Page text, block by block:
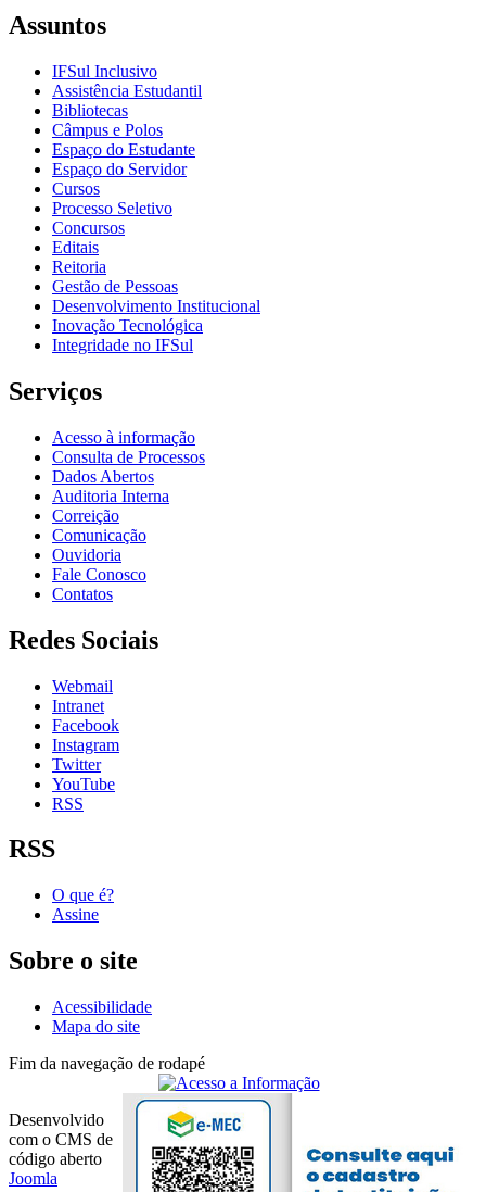
Assuntos
IFSul Inclusivo
Assistência Estudantil
Bibliotecas
Câmpus e Polos
Espaço do Estudante
Espaço do Servidor
Cursos
Processo Seletivo
Concursos
Editais
Reitoria
Gestão de Pessoas
Desenvolvimento Institucional
Inovação Tecnológica
Integridade no IFSul
Serviços
Acesso à informação
Consulta de Processos
Dados Abertos
Auditoria Interna
Correição
Comunicação
Ouvidoria
Fale Conosco
Contatos
Redes Sociais
Webmail
Intranet
Facebook
Instagram
Twitter
YouTube
RSS
RSS
O que é?
Assine
Sobre o site
Acessibilidade
Mapa do site
Fim da navegação de rodapé
Desenvolvido
com o CMS de
código aberto
Joomla